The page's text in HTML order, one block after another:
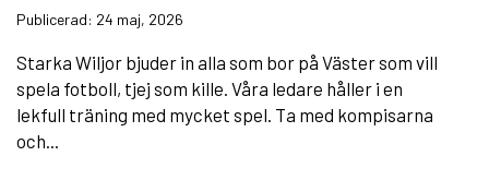
Publicerad: 24 maj, 2026
Starka Wiljor bjuder in alla som bor på Väster som vill
spela fotboll, tjej som kille. Våra ledare håller i en
lekfull träning med mycket spel. Ta med kompisarna
och...